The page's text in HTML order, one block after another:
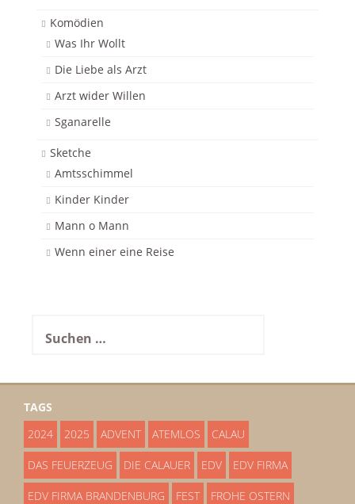
Komödien
Was Ihr Wollt
Die Liebe als Arzt
Arzt wider Willen
Sganarelle
Sketche
Amtsschimmel
Kinder Kinder
Mann o Mann
Wenn einer eine Reise
nach:
TAGS
2024
2025 ADVENT ATEMLOS CALAU
DAS FEUERZEUG DIE CALAUER EDV EDV FIRMA
EDV FIRMA BRANDENBURG FEST FROHE OSTERN